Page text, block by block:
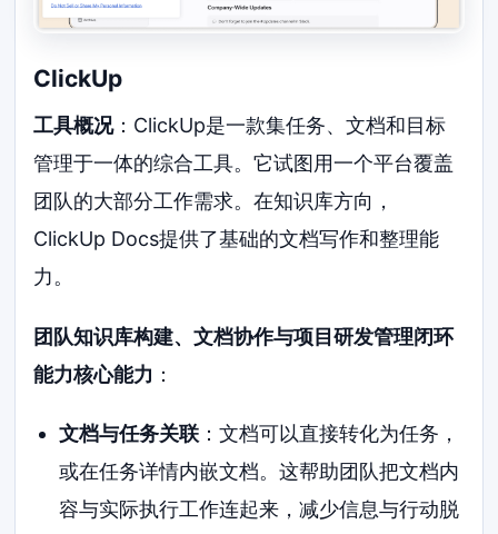
ClickUp
工具概况：ClickUp是一款集任务、文档和目标
管理于一体的综合工具。它试图用一个平台覆盖
团队的大部分工作需求。在知识库方向，
ClickUp Docs提供了基础的文档写作和整理能
力。
团队知识库构建、文档协作与项目研发管理闭环
能力核心能力 ：
文档与任务关联：文档可以直接转化为任务，
或在任务详情内嵌文档。这帮助团队把文档内
容与实际执行工作连起来，减少信息与行动脱